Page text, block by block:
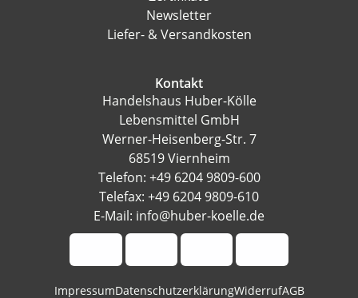
Newsletter
Liefer- & Versandkosten
Kontakt
Handelshaus Huber-Kölle
Lebensmittel GmbH
Werner-Heisenberg-Str. 7
68519 Viernheim
Telefon: +49 6204 9809-600
Telefax: +49 6204 9809-610
E-Mail: info@huber-koelle.de
ImpressumDatenschutzerklärungWiderrufAGB